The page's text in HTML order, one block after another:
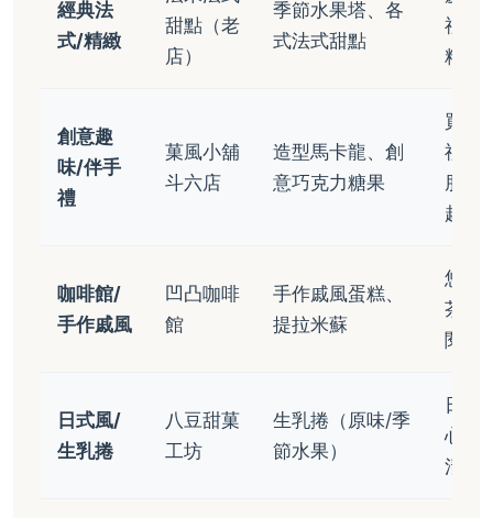
經典法
式/精緻
甜點（老
店）
季節水果塔、各
式法式甜點
禮、
精緻
創意趣
味/伴手
禮
菓風小舖
斗六店
造型馬卡龍、創
意巧克力糖果
買伴
禮、
朋友
趣味
咖啡館/
手作戚風
凹凸咖啡
館
手作戚風蛋糕、
提拉米蘇
悠閒
茶、
閱讀
日式風/
生乳捲
八豆甜菓
工坊
生乳捲（原味/季
節水果）
日常
心、
清爽